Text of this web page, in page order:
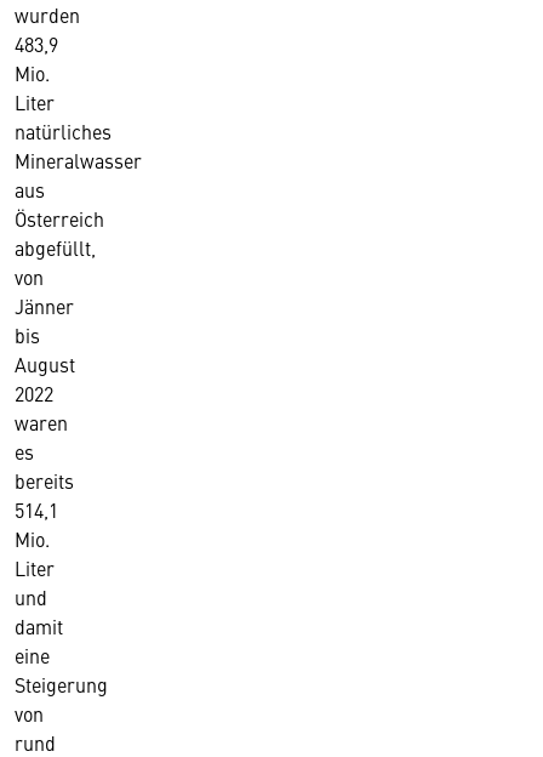
wurden
483,9
Mio.
Liter
natürliches
Mineralwasser
aus
Österreich
abgefüllt,
von
Jänner
bis
August
2022
waren
es
bereits
514,1
Mio.
Liter
und
damit
eine
Steigerung
von
rund